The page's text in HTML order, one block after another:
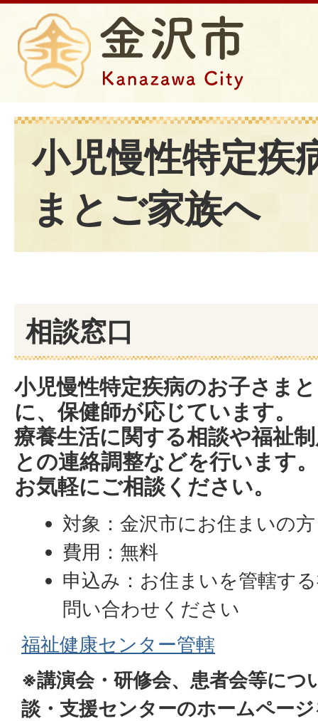
小児慢性特定疾
まとご家族へ
相談窓口
小児慢性特定疾病のお子さま
に、保健師が応じています。
療養生活に関する相談や福祉
との連絡調整などを行います。
お気軽にご相談ください。
対象：金沢市にお住まいの方
費用：無料
申込み：お住まいを管轄す
問い合わせください
福祉健康センター管轄
※講演会・研修会、患者会等につ
談・支援センターのホームペー